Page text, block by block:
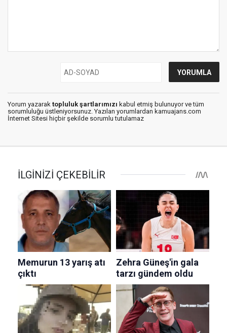
Yorum yazarak topluluk şartlarımızı kabul etmiş bulunuyor ve tüm
sorumluluğu üstleniyorsunuz. Yazılan yorumlardan kamuajans.com
İnternet Sitesi hiçbir şekilde sorumlu tutulamaz